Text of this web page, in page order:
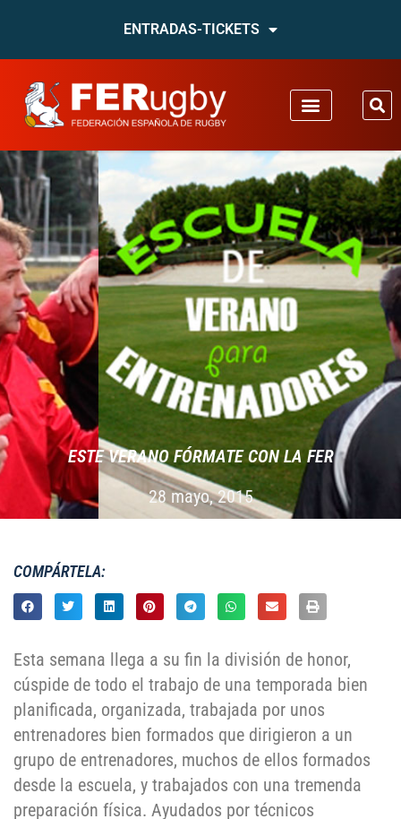
ENTRADAS-TICKETS
ESTE VERANO FÓRMATE CON LA FER
28 mayo, 2015
COMPÁRTELA:
Esta semana llega a su fin la división de honor,
cúspide de todo el trabajo de una temporada bien
planificada, organizada, trabajada por unos
entrenadores bien formados que dirigieron a un
grupo de entrenadores, muchos de ellos formados
desde la escuela, y trabajados con una tremenda
preparación física. Ayudados por técnicos